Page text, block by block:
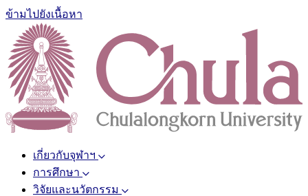
ข้ามไปยังเนื้อหา
เกี่ยวกับจุฬาฯ
การศึกษา
วิจัยและนวัตกรรม